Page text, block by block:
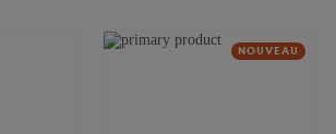
NOUVEAU